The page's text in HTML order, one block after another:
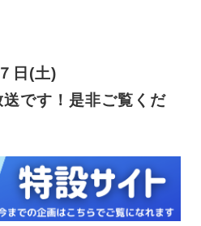
日(土)
です！是非ご覧くだ